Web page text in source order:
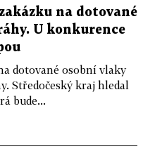
na dotované
U konkurence
dotované osobní vlaky
Středočeský kraj hledal
bude...